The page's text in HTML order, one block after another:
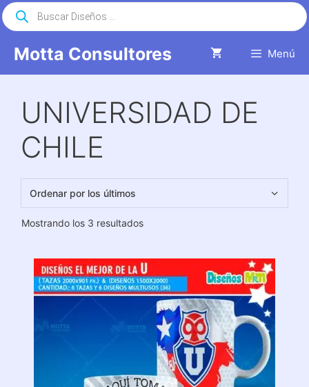
Saltar
al
Motta Consultores Menú
Búsqueda
de
productos
UNIVERSIDAD DE
CHILE
Mostrando los 3 resultadosOrdenado
últimos